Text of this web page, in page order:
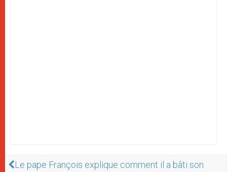
Le pape François explique comment il a bâti son